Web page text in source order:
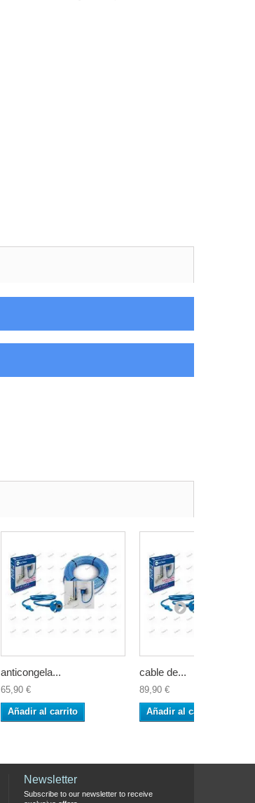
anticongela...
65,90 €
Añadir al carrito
cable de...
89,90 €
Añadir al carrito
Newsletter
Subscribe to our newsletter to receive